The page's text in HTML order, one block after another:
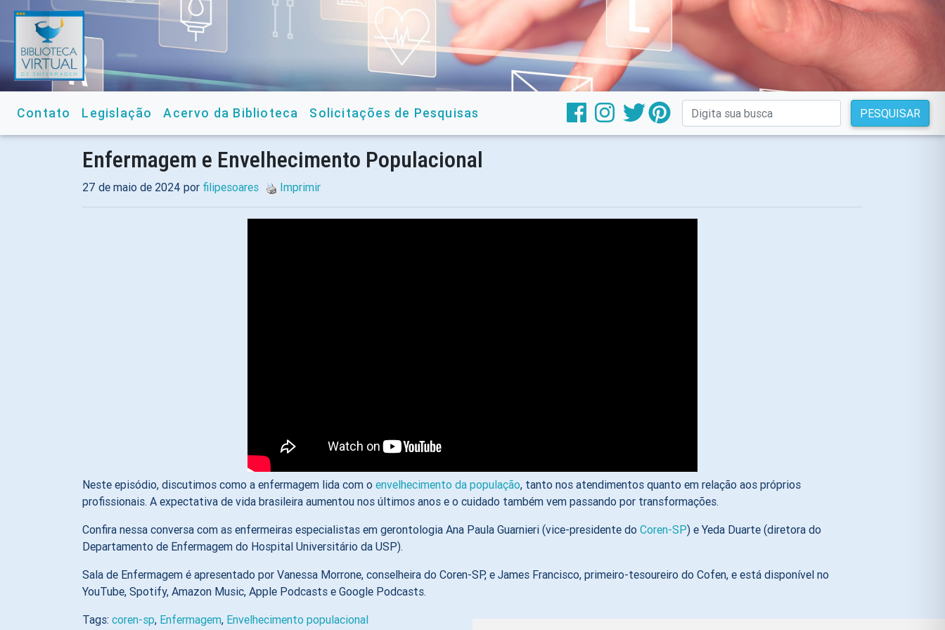
Contato Legislação Acervo da Biblioteca Solicitações de Pesquisas PESQUISAR
Enfermagem e Envelhecimento Populacional
27 de maio de 2024 por filipesoares Imprimir
Neste episódio, discutimos como a enfermagem lida com o envelhecimento da população, tanto nos atendimentos quanto em relação aos próprios
profissionais. A expectativa de vida brasileira aumentou nos últimos anos e o cuidado também vem passando por transformações.
Confira nessa conversa com as enfermeiras especialistas em gerontologia Ana Paula Guarnieri (vice-presidente do Coren-SP) e Yeda Duarte (diretora do
Departamento de Enfermagem do Hospital Universitário da USP).
Sala de Enfermagem é apresentado por Vanessa Morrone, conselheira do Coren-SP, e James Francisco, primeiro-tesoureiro do Cofen, e está disponível no
YouTube, Spotify, Amazon Music, Apple Podcasts e Google Podcasts.
Tags: coren-sp, Enfermagem, Envelhecimento populacional